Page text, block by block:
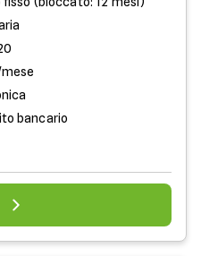
bancario